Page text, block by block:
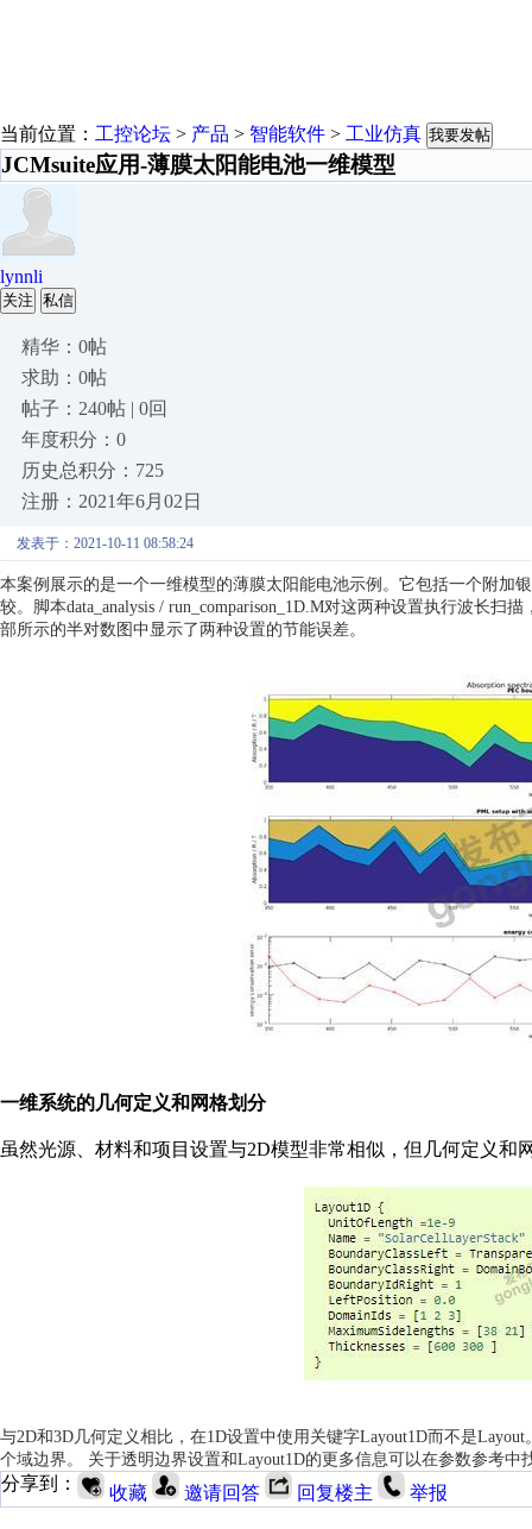
当前位置： 工控论坛 > 产品 > 智能软件 > 工业仿真 我要发帖
JCMsuite应用-薄膜太阳能电池一维模型
lynnli
关注 私信
精华：0帖
求助：0帖
帖子：240帖 | 0回
年度积分：0
历史总积分：725
注册：2021年6月02日
发表于：2021-10-11 08:58:24
本案例展示的是一个一维模型的薄膜太阳能电池示例。它包括一个附加
较。脚本data_analysis / run_comparison_1D.M对这两种设置执行波长
部所示的半对数图中显示了两种设置的节能误差。
一维系统的几何定义和网格划分
虽然光源、材料和项目设置与2D模型非常相似，但几何定义和
与2D和3D几何定义相比，在1D设置中使用关键字Layout1D而不是
个域边界。 关于透明边界设置和Layout1D的更多信息可以在参数参考中
分享到： 收藏 邀请回答 回复楼主 举报